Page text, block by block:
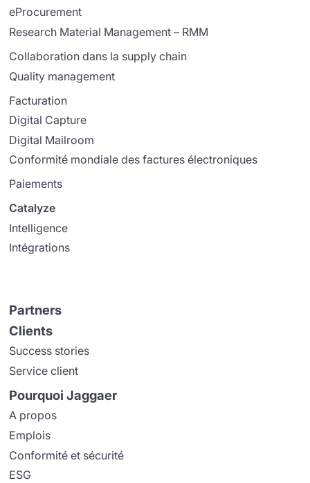
eProcurement
Research Material Management – RMM
Collaboration dans la supply chain
Quality management
Facturation
Digital Capture
Digital Mailroom
Conformité mondiale des factures électroniques
Paiements
Catalyze
Intelligence
Intégrations
Partners
Clients
Success stories
Service client
Pourquoi Jaggaer
A propos
Emplois
Conformité et sécurité
ESG